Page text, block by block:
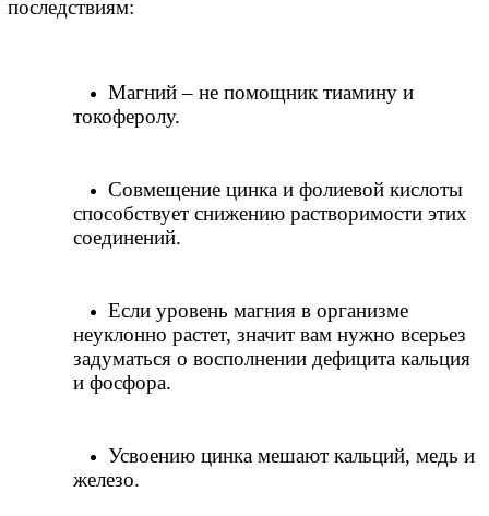
последствиям:
Магний – не помощник тиамину и
токоферолу.
Совмещение цинка и фолиевой кислоты
способствует снижению растворимости этих
соединений.
Если уровень магния в организме
неуклонно растет, значит вам нужно всерьез
задуматься о восполнении дефицита кальция
и фосфора.
Усвоению цинка мешают кальций, медь и
железо.